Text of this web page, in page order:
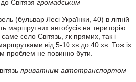
Світязя громадським
(бульвар Лесі Українки, 40) в літній
маршрутних автобусів на територію
село Світязь, як прямих, так і
від 5-10 хв до 40 хв. Тож із
проблем не повинно бути.
приватним автотранспортом